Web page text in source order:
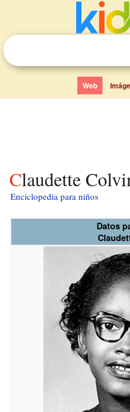
Web
Claudette
Enciclopedia para niños
Datos